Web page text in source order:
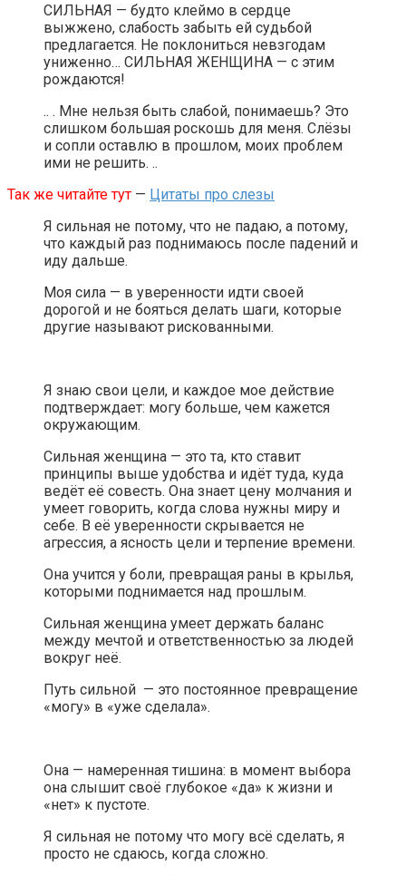
СИЛЬНАЯ — будто клеймо в сердце
выжжено, слабость забыть ей судьбой
предлагается. Не поклониться невзгодам
униженно… СИЛЬНАЯ ЖЕНЩИНА — с этим
рождаются!
.. . Мне нельзя быть слабой, понимаешь? Это
слишком большая роскошь для меня. Слёзы
и сопли оставлю в прошлом, моих проблем
ими не решить. ..
Так же читайте тут — Цитаты про слезы
Я сильная не потому, что не падаю, а потому,
что каждый раз поднимаюсь после падений и
иду дальше.
Моя сила — в уверенности идти своей
дорогой и не бояться делать шаги, которые
другие называют рискованными.
Я знаю свои цели, и каждое мое действие
подтверждает: могу больше, чем кажется
окружающим.
Сильная женщина — это та, кто ставит
принципы выше удобства и идёт туда, куда
ведёт её совесть. Она знает цену молчания и
умеет говорить, когда слова нужны миру и
себе. В её уверенности скрывается не
агрессия, а ясность цели и терпение времени.
Она учится у боли, превращая раны в крылья,
которыми поднимается над прошлым.
Сильная женщина умеет держать баланс
между мечтой и ответственностью за людей
вокруг неё.
Путь сильной — это постоянное превращение
«могу» в «уже сделала».
Она — намеренная тишина: в момент выбора
она слышит своё глубокое «да» к жизни и
«нет» к пустоте.
Я сильная не потому что могу всё сделать, я
просто не сдаюсь, когда сложно.